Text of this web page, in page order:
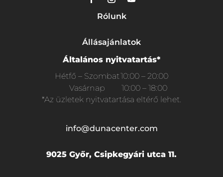
Rólunk
Állásajánlatok
Általános nyitvatartás*
Hétfő – Szombat10:00 – 20:00
Vasárnap
10:00 – 18:00
*Az üzletek nyitvatartása eltérő lehet.
info@dunacenter.com
9025 Győr, Csipkegyári utca 11.